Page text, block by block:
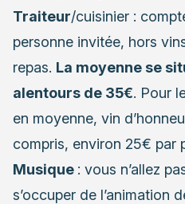
Traiteur/cuisinier :
personne invitée, hors
repas. La moyenne se
alentours de 35€. Pour
en moyenne, vin
compris, environ 25€ par
Musique : vous n’allez
s’occuper de l’animation